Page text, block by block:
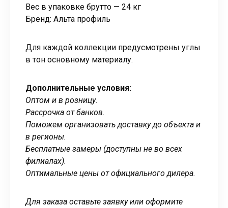
Вес в упаковке брутто — 24 кг
Бренд: Альта профиль
Для каждой коллекции предусмотрены углы
в тон основному материалу.
Дополнительные условия:
Оптом и в розницу.
Рассрочка от банков.
Поможем организовать доставку до объекта и
в регионы.
Бесплатные замеры (доступны не во всех
филиалах).
Оптимальные цены от официального дилера.
Для заказа оставьте заявку или оформите